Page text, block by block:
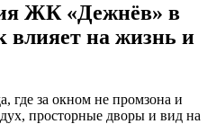
ЖК «Дежнёв» в
влияет на жизнь и
где за окном не промзона и
просторные дворы и вид на